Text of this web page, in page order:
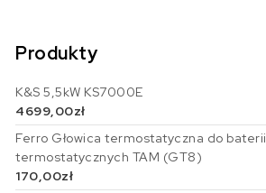
Produkty
K&S 5,5kW KS7000E
4699,00zł
Ferro Głowica termostatyczna do baterii
termostatycznych TAM (GT8)
170,00zł